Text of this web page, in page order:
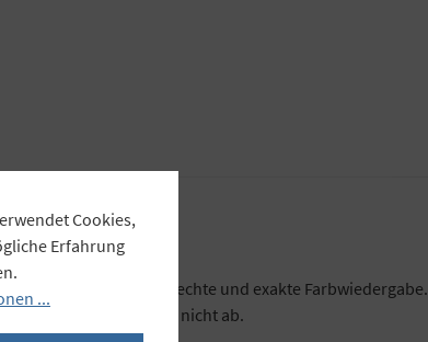
sowie garantiert lichtechte und exakte Farbwiedergabe.
nicht durch und knickt nicht ab.
Cookies,
Erfahrung
...